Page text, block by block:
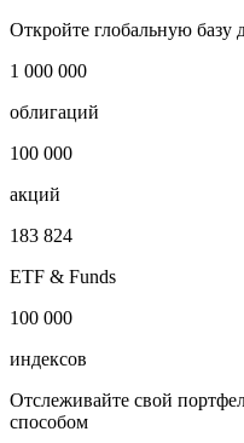
Откройте глобальную базу
1 000 000
облигаций
100 000
акций
183 824
ETF & Funds
100 000
индексов
Отслеживайте свой
способом